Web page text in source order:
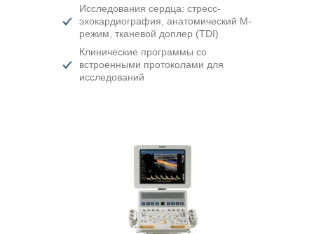
Исследования сердца: стресс-
эхокардиография, анатомический М-
режим, тканевой доплер (TDI)
Клинические программы со
встроенными протоколами для
исследований